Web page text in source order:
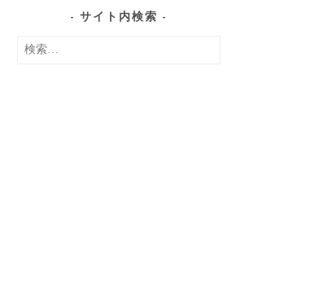
事
サイト内検索
検